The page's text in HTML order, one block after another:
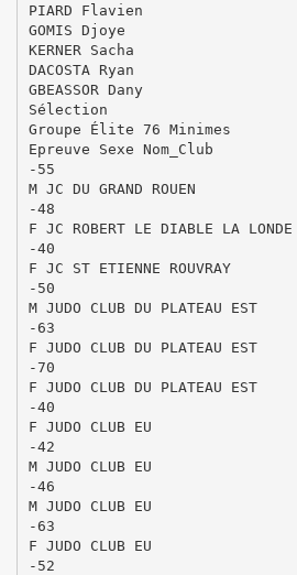
PIARD Flavien
GOMIS Djoye
KERNER Sacha
DACOSTA Ryan
GBEASSOR Dany
Sélection
Groupe Élite 76 Minimes
Epreuve Sexe Nom_Club
-55
M JC DU GRAND ROUEN
-48
F JC ROBERT LE DIABLE LA LONDE
-40
F JC ST ETIENNE ROUVRAY
-50
M JUDO CLUB DU PLATEAU EST
-63
F JUDO CLUB DU PLATEAU EST
-70
F JUDO CLUB DU PLATEAU EST
-40
F JUDO CLUB EU
-42
M JUDO CLUB EU
-46
M JUDO CLUB EU
-63
F JUDO CLUB EU
-52